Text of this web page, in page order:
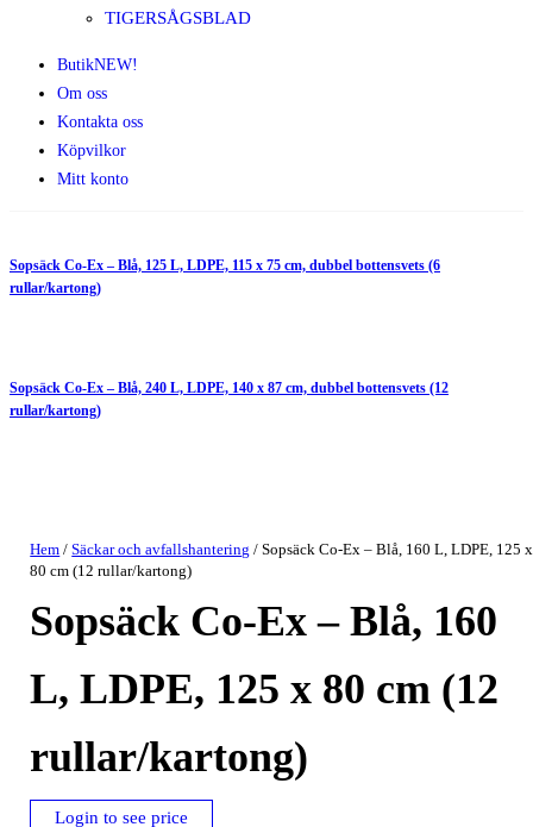
TIGERSÅGSBLAD
ButikNEW!
Om oss
Kontakta oss
Köpvilkor
Mitt konto
Sopsäck Co-Ex – Blå, 125 L, LDPE, 115 x 75 cm, dubbel bottensvets (6
rullar/kartong)
Sopsäck Co-Ex – Blå, 240 L, LDPE, 140 x 87 cm, dubbel bottensvets (12
rullar/kartong)
Hem /Säckar och avfallshantering / Sopsäck Co-Ex – Blå, 160 L, LDPE, 125 x
80 cm (12 rullar/kartong)
Sopsäck Co-Ex – Blå, 160
L, LDPE, 125 x 80 cm (12
rullar/kartong)
Login to see price